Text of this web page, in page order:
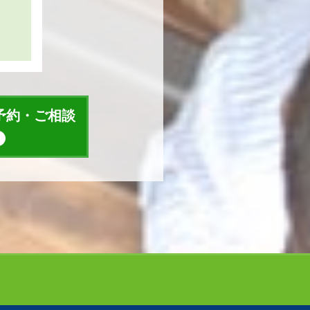
約・ご相談